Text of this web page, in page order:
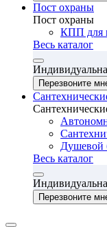
Пост охраны
Пост охраны
КПП для
Весь каталог
Перезвоните
Душевой
Весь каталог
Перезвоните